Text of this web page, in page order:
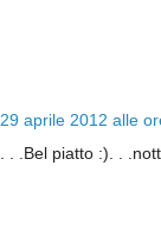
29 aprile 2012 alle
. .Bel piatto :). .